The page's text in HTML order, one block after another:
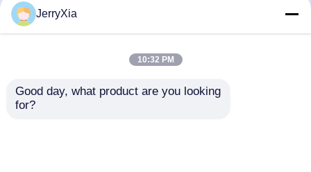
Binnenhuur LEIDENE Vertoning
Thuis Ongeveer ons
Sitemap
Privacybeleid
KwaliteitHD-LED-displayChina Fabriek.Copyright
JerryXia
10:32 PM
Good day, what product are you looking
for?